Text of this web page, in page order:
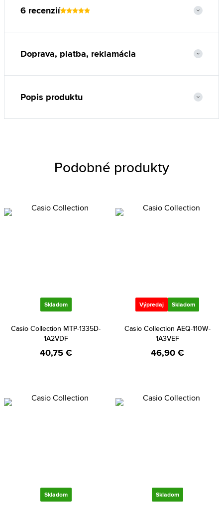
6 recenzií
Doprava, platba, reklamácia
Popis produktu
Podobné produkty
Skladom
Casio Collection MTP-1335D-
1A2VDF
40,75 €
Výpredaj Skladom
Casio Collection AEQ-110W-
1A3VEF
46,90 €
Skladom Skladom